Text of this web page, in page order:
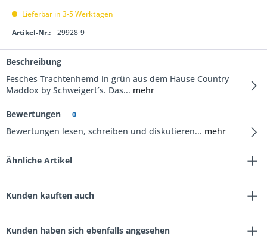
Lieferbar in 3-5 Werktagen
Artikel-Nr.:
29928-9
Beschreibung
Fesches Trachtenhemd in grün aus dem Hause Country
Maddox by Schweigert´s. Das... mehr
Bewertungen 0
Bewertungen lesen, schreiben und diskutieren... mehr
Ähnliche Artikel
Kunden kauften auch
Kunden haben sich ebenfalls angesehen